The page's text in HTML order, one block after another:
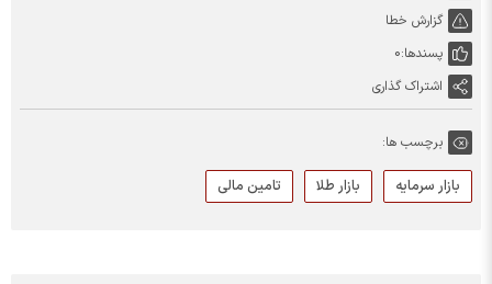
گزارش خطا
پسندها:0
اشتراک گذاری
برچسب ها:
بازار سرمایه بازار طلا تامین مالی